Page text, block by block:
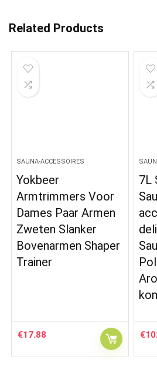
Related Products
SAUNA-ACCESSOIRES
Yokbeer
Armtrimmers Voor
Dames Paar Armen
Zweten Slanker
Bovenarmen Shaper
Trainer
€17.88
7L
€